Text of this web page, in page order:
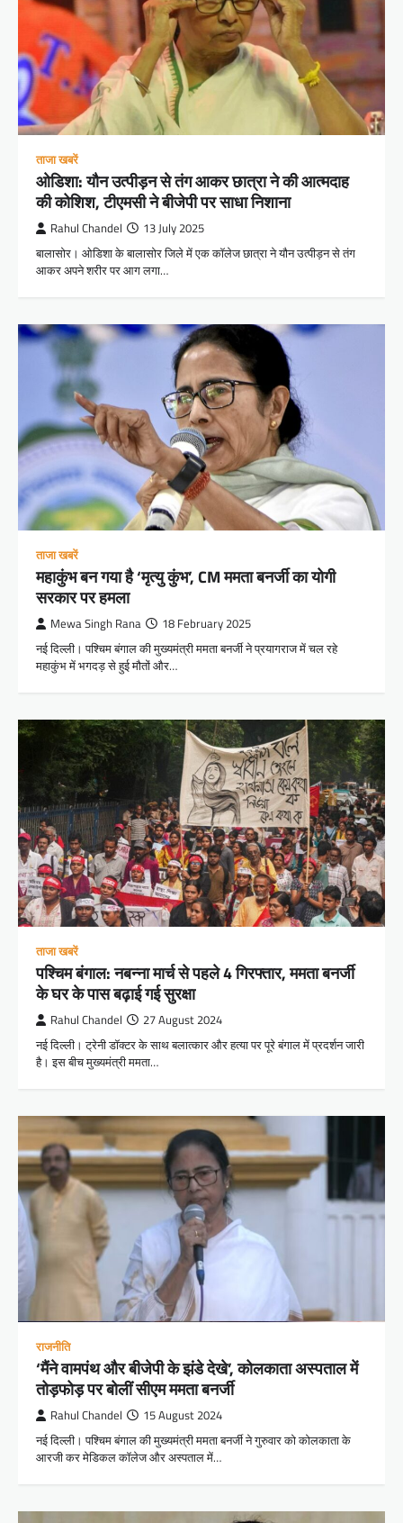
ताजा खबरें
ओडिशा: यौन उत्पीड़न से तंग आकर छात्रा ने की आत्मदाह
की कोशिश, टीएमसी ने बीजेपी पर साधा निशाना
Rahul Chandel 13 July 2025
बालासोर। ओडिशा के बालासोर जिले में एक कॉलेज छात्रा ने यौन उत्पीड़न से तंग
आकर अपने शरीर पर आग लगा…
ताजा खबरें
महाकुंभ बन गया है ‘मृत्यु कुंभ’, CM ममता बनर्जी का योगी
सरकार पर हमला
Mewa Singh Rana 18 February 2025
नई दिल्ली। पश्चिम बंगाल की मुख्यमंत्री ममता बनर्जी ने प्रयागराज में चल रहे
महाकुंभ में भगदड़ से हुई मौतों और…
ताजा खबरें
पश्चिम बंगाल: नबन्ना मार्च से पहले 4 गिरफ्तार, ममता बनर्जी
के घर के पास बढ़ाई गई सुरक्षा
Rahul Chandel 27 August 2024
नई दिल्ली। ट्रेनी डॉक्टर के साथ बलात्कार और हत्या पर पूरे बंगाल में प्रदर्शन जारी
है। इस बीच मुख्यमंत्री ममता…
राजनीति
‘मैंने वामपंथ और बीजेपी के झंडे देखे’, कोलकाता अस्पताल में
तोड़फोड़ पर बोलीं सीएम ममता बनर्जी
Rahul Chandel 15 August 2024
नई दिल्ली। पश्चिम बंगाल की मुख्यमंत्री ममता बनर्जी ने गुरुवार को कोलकाता के
आरजी कर मेडिकल कॉलेज और अस्पताल में…